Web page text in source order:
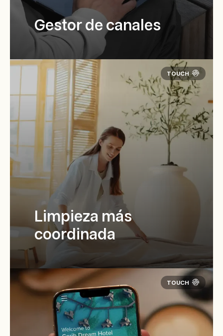
Gestor de canales
Limpieza más
coordinada